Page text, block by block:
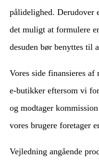
pålidelighed. Derudover
det muligt at formulere
desuden bør benyttes til
Vores side finansieres
e-butikker eftersom vi
og modtager
vores brugere foretager
Vejledning angående